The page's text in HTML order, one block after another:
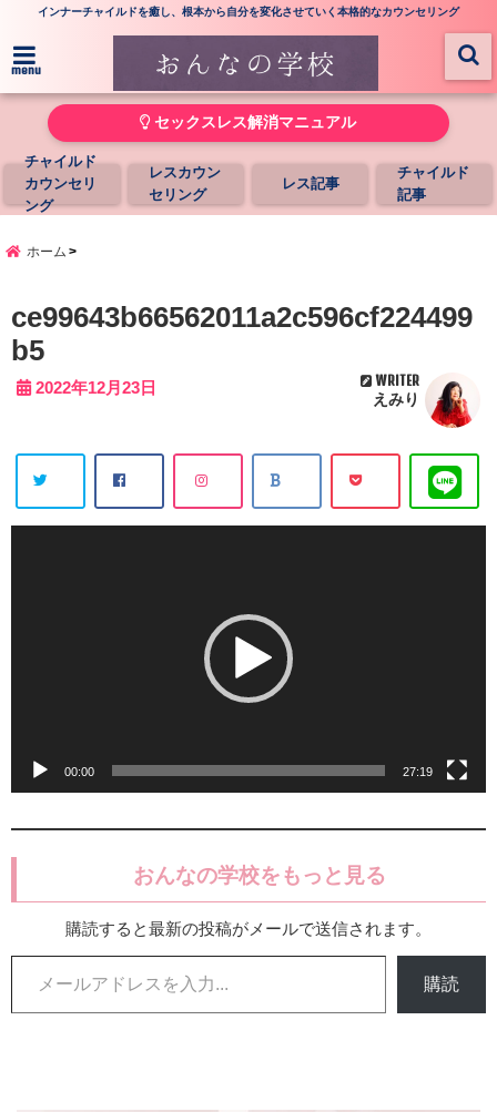
インナーチャイルドを癒し、根本から自分を変化させていく本格的なカウンセリング
menu
セックスレス解消マニュアル
チャイルド
カウンセリ
ング
レスカウン
セリング
レス記事
チャイルド
記事
ホーム
ce99643b66562011a2c596cf224499
b5
2022年12月23日 WRITER
えみり
00:00 27:19
おんなの学校をもっと見る
購読すると最新の投稿がメールで送信されます。
メールアドレスを入力...
購読